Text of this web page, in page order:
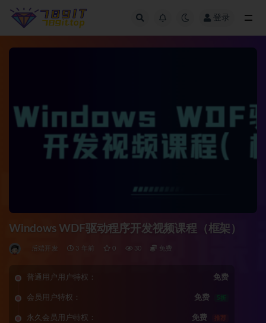
登录
Windows WDF驱动程序开发视频课程（框架）
后端开发 3 年前 0 30 免费
普通用户用户特权： 免费
会员用户特权： 免费 5折
永久会员用户特权： 免费 推荐